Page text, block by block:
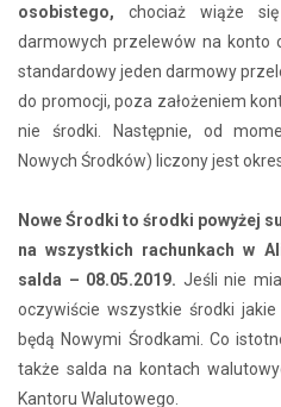
osobistego, chociaż wiąże
darmowych przelewów na konto
standardowy jeden darmowy
do promocji, poza założeniem
nie środki. Następnie, od
Nowych Środków) liczony jest
Nowe Środki to środki powyżej
na wszystkich rachunkach w
salda – 08.05.2019. Jeśli nie
oczywiście wszystkie środki
będą Nowymi Środkami. Co
także salda na kontach
Kantoru Walutowego.